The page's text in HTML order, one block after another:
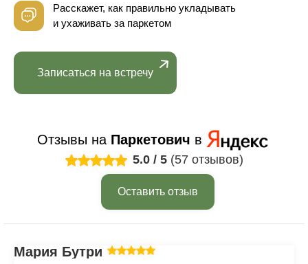
Расскажет, как правильно укладывать
и ухаживать за паркетом
Записаться на встречу
Отзывы на Паркетович в
5.0 / 5 (57 отзывов)
Оставить отзыв
Мария Бутрим